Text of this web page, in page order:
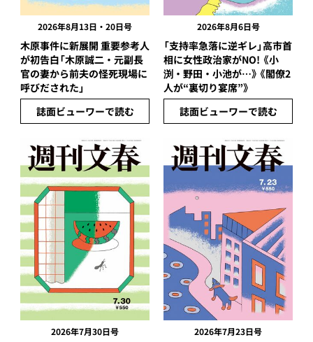
2026年8月13日・20日号
木原事件に新展開 重要参考人
が初告白「木原誠二・元副長
官の妻から前夫の怪死現場に
呼びだされた」
誌面ビューワーで読む
2026年8月6日号
「支持率急落に逆ギレ」高市首
相に女性政治家がNO! 《小
渕・野田・小池が…》《閣僚2
人が“裏切り宴席”》
誌面ビューワーで読む
2026年7月30日号 2026年7月23日号